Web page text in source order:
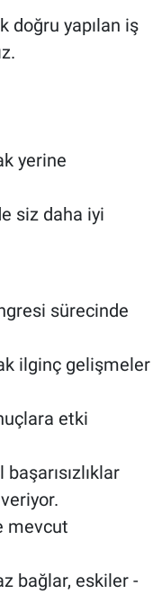
doğru yapılan iş
yerine
siz daha iyi
sürecinde
ilginç gelişmeler
etki
mevcut
bağlar, eskiler -